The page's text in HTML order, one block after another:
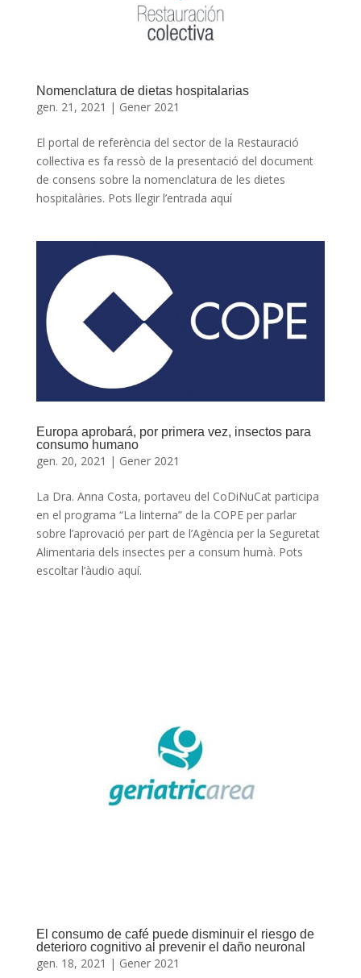
Nomenclatura de dietas hospitalarias
gen. 21, 2021 | Gener 2021
El portal de referència del sector de la Restauració
col·lectiva es fa ressò de la presentació del document
de consens sobre la nomenclatura de les dietes
hospitalàries. Pots llegir l’entrada aquí
Europa aprobará, por primera vez, insectos para
consumo humano
gen. 20, 2021 | Gener 2021
La Dra. Anna Costa, portaveu del CoDiNuCat participa
en el programa “La linterna” de la COPE per parlar
sobre l’aprovació per part de l’Agència per la Seguretat
Alimentaria dels insectes per a consum humà. Pots
escoltar l’àudio aquí.
El consumo de café puede disminuir el riesgo de
deterioro cognitivo al prevenir el daño neuronal
gen. 18, 2021 | Gener 2021